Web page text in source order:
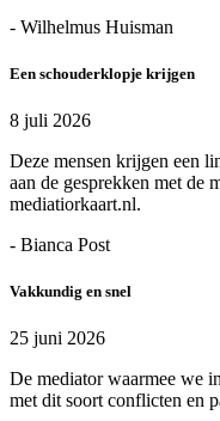
- Wilhelmus Huisman
Een schouderklopje krijgen
8 juli 2026
Deze mensen krijgen een
aan de gesprekken met de
mediatiorkaart.nl.
- Bianca Post
Vakkundig en snel
25 juni 2026
De mediator waarmee we
met dit soort conflicten en